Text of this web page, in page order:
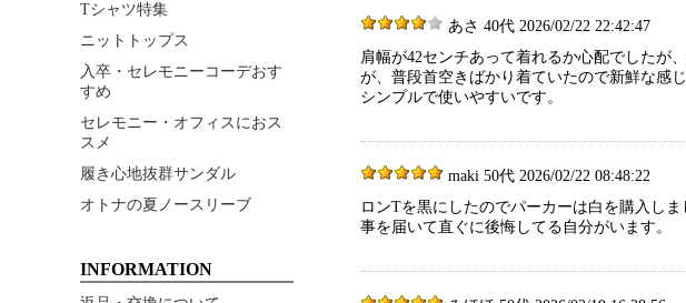
あさ 40代 2026/02/22 22:42:47
肩幅が42センチあって着れるか心配でしたが
が、普段首空きばかり着ていたので新鮮な感じ
シンプルで使いやすいです。
maki 50代 2026/02/22 08:48:22
ロンTを黒にしたのでパーカーは白を購入し
事を届いて直ぐに後悔してる自分がいます。
Tシャツ特集
ニットトップス
入卒・セレモニーコーデおす
すめ
セレモニー・オフィスにおス
スメ
履き心地抜群サンダル
オトナの夏ノースリーブ
INFORMATION